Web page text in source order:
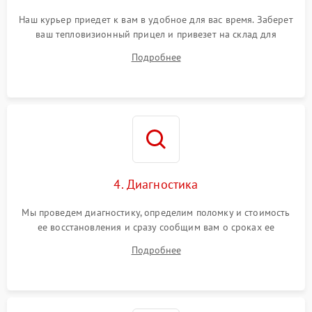
Наш курьер приедет к вам в удобное для вас время. Заберет
ваш тепловизионный прицел и привезет на склад для
Подробнее
4. Диагностика
Мы проведем диагностику, определим поломку и стоимость
ее восстановления и сразу сообщим вам о сроках ее
Подробнее